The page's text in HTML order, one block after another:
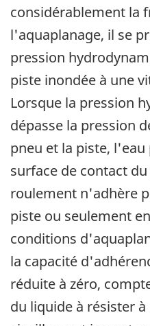
considérablement la
l'aquaplanage, il se
pression
piste inondée à une
Lorsque la pression
dépasse la pression
pneu et la piste, l'eau
surface de contact
roulement n'adhère
piste ou seulement
conditions
la capacité
réduite à zéro,
du liquide à résister